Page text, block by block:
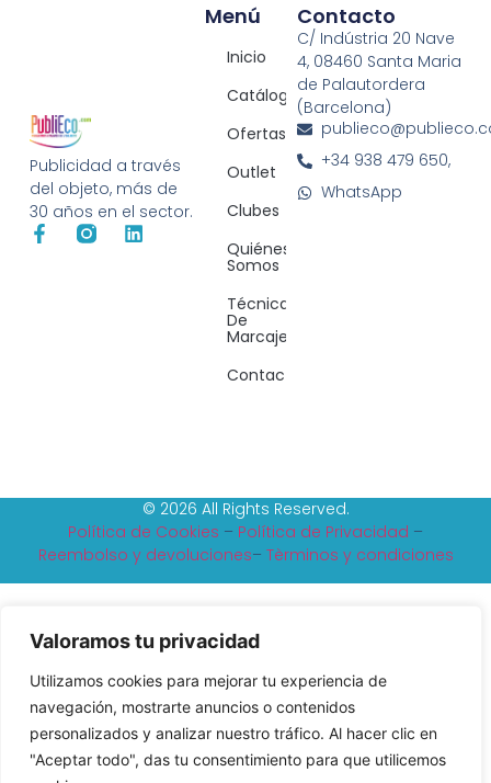
Valoramos tu privacidad
Utilizamos cookies para mejorar tu experiencia de
navegación, mostrarte anuncios o contenidos
personalizados y analizar nuestro tráfico. Al hacer clic en
"Aceptar todo", das tu consentimiento para que utilicemos
Publicidad a través
del objeto, más de
30 años en el sector.
Menú
Inicio
Catálogos
Ofertas
Outlet
Clubes
Quiénes
Somos
Técnicas
De
Marcaje
Contacto
Contacto
C/ Indústria 20 Nave
4, 08460 Santa Maria
de Palautordera
(Barcelona)
+34 938 479 650,
WhatsApp
© 2026 All Rights Reserved.
Política de Cookies – Política de Privacidad –
Reembolso y devoluciones– Tèrminos y condiciones